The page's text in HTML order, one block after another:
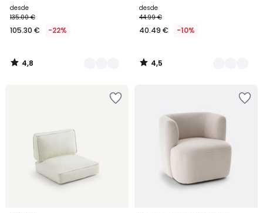
desde
135.00 €
105.30 € -22%
4,8
/
desde
44.99 €
40.49 € -10%
4,5
/